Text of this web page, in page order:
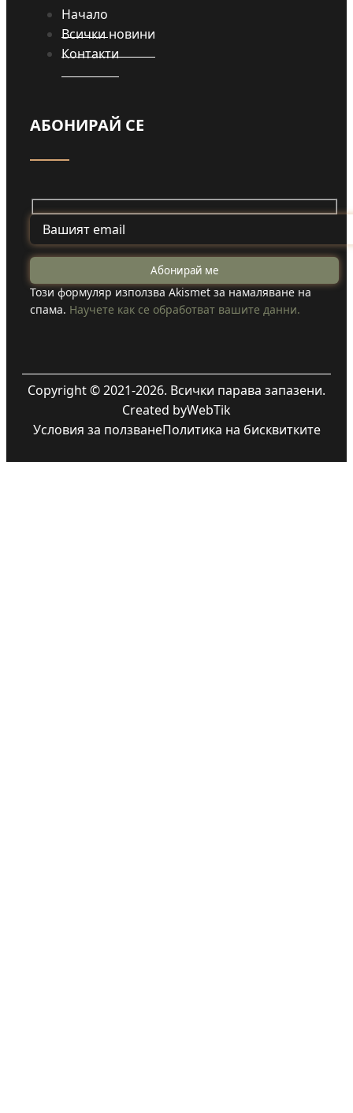
Начало
Всички новини
Контакти
АБОНИРАЙ СЕ
Този формуляр използва Akismet за намаляване на
спама. Научете как се обработват вашите данни.
Copyright © 2021-2026. Всички парава запазени.
Created byWebTik
Условия за ползванеПолитика на бисквитките